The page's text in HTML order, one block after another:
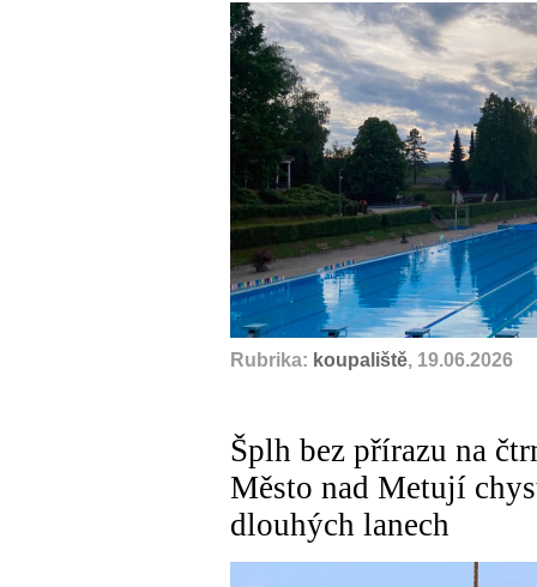
Rubrika: koupaliště, 19.06.2026
Šplh bez přírazu na
Město nad Metují
dlouhých lanech